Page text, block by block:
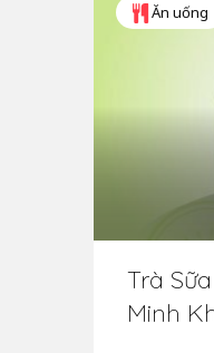
Ăn uống
Trà
Minh